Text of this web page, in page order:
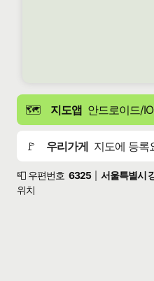
🗺️ 지도앱 안드로이드/
🚩 우리가게 지도에 등록
📮 우편번호 6325 서울특별시
위치